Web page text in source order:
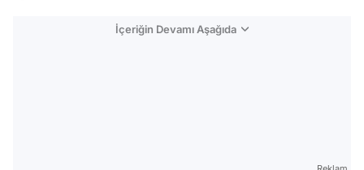
İçeriğin Devamı Aşağıda